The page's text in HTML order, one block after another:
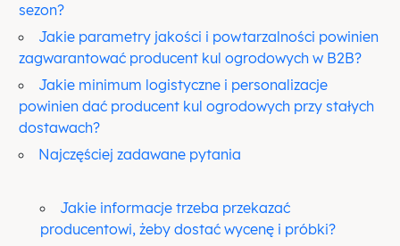
sezon?
Jakie parametry jakości i powtarzalności powinien
zagwarantować producent kul ogrodowych w B2B?
Jakie minimum logistyczne i personalizacje
powinien dać producent kul ogrodowych przy stałych
dostawach?
Najczęściej zadawane pytania
Jakie informacje trzeba przekazać
producentowi, żeby dostać wycenę i próbki?